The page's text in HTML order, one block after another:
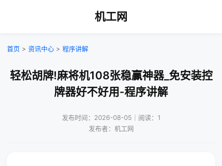
机工网
首页 > 资讯中心 > 程序讲解
轻松胡牌!麻将机108张稳赢神器_免安装控
牌器好不好用-程序讲解
发布时间：2026-08-05｜阅读：1
发布者：机工网